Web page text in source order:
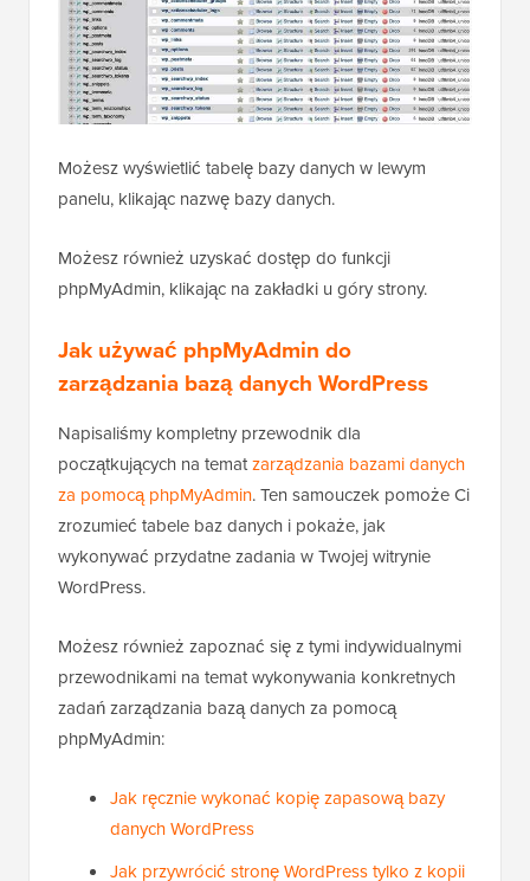
Możesz wyświetlić tabelę bazy danych w lewym
Możesz również uzyskać dostęp do funkcji
Jak używać phpMyAdmin do
Napisaliśmy kompletny przewodnik dla
początkujących na tematzarządzania bazami danych
za pomocą phpMyAdmin. Ten samouczek pomoże Ci
zrozumieć tabele baz danych i pokaże, jak
wykonywać przydatne zadania w Twojej witrynie
Możesz również zapoznać się z tymi indywidualnymi
przewodnikami na temat wykonywania konkretnych
zadań zarządzania bazą danych za pomocą
Jak ręcznie wykonać kopię zapasową bazy
danych WordPress